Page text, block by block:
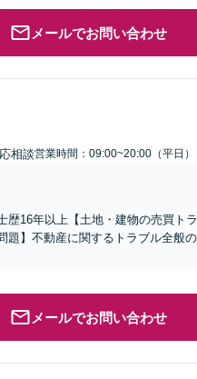
メールでお問い合わせ
相談営業時間：09:00~20:00（平日）
歴16年以上【土地・建物の売買ト
】不動産に関するトラブル全般
メールでお問い合わせ